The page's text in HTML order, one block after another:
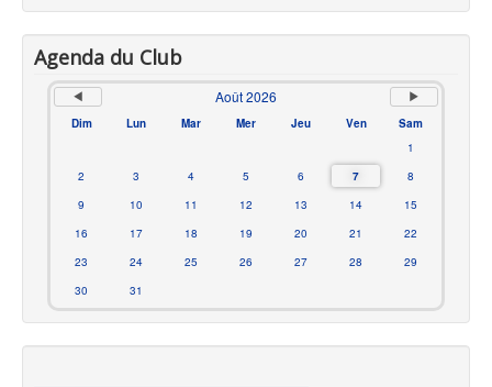
Agenda du Club
Août 2026
Dim Lun Mar Mer Jeu Ven
Sam
1
2
3 4 5 6 7
8
9
10 11 12 13 14
15
16
17 18 19 20 21
22
23
24 25 26 27 28
29
30
31